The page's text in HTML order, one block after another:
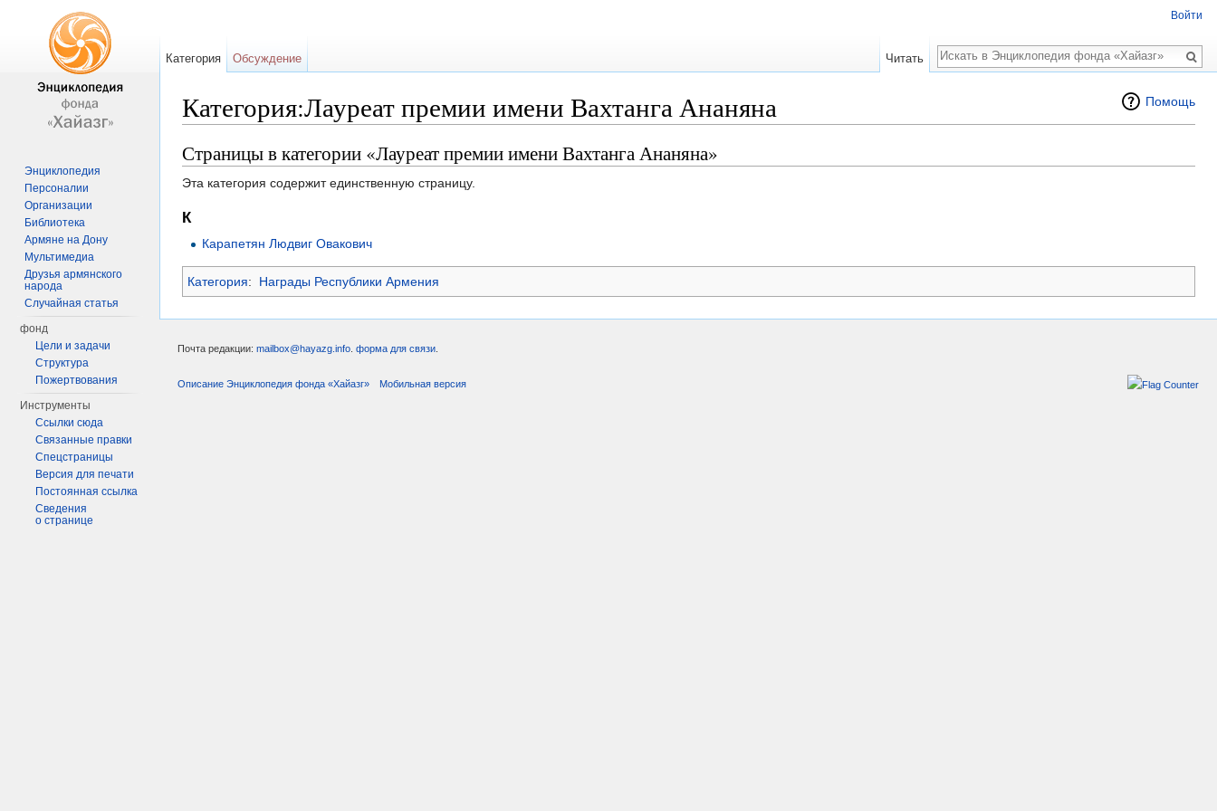
Помощь
Категория:Лауреат премии имени Вахтанга Ананяна
Страницы в категории «Лауреат премии имени Вахтанга Ананяна»
Эта категория содержит единственную страницу.
К
Карапетян Людвиг Овакович
Категория: Награды Республики Армения
Войти
Категория Обсуждение Читать
Поиск
Энциклопедия
Персоналии
Организации
Библиотека
Армяне на Дону
Мультимедиа
Друзья армянского
народа
Случайная статья
фонд
Цели и задачи
Структура
Пожертвования
Инструменты
Ссылки сюда
Связанные правки
Спецстраницы
Версия для печати
Постоянная ссылка
Сведения
о странице
Почта редакции: mailbox@hayazg.info форма для связи
Описание Энциклопедия фонда «Хайазг» Мобильная версия